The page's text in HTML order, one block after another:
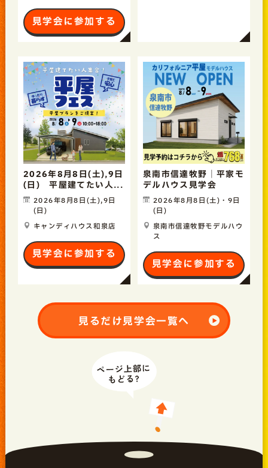
見学会に参加する
2026年8月8日(土),9日
(日) 平屋建てたい人...
2026年8月8日(土),9日
(日)
キャンディハウス和泉店
見学会に参加する
泉南市信達牧野｜平家モ
デルハウス見学会
2026年8月8日(土)・9日
(日)
泉南市信達牧野モデルハウ
ス
見学会に参加する
見るだけ見学会一覧へ